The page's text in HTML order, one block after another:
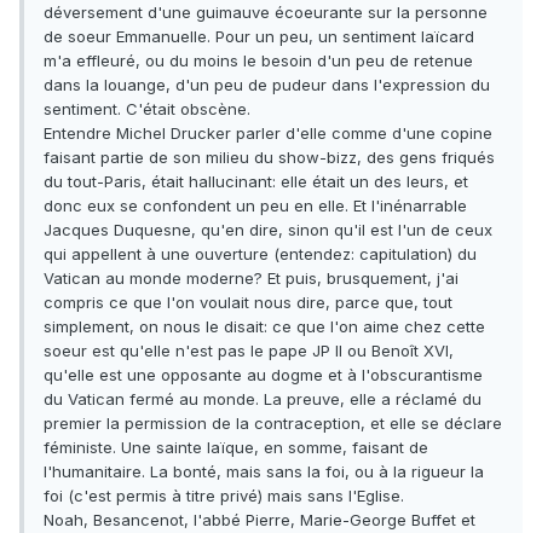
déversement d'une guimauve écoeurante sur la personne
de soeur Emmanuelle. Pour un peu, un sentiment laïcard
m'a effleuré, ou du moins le besoin d'un peu de retenue
dans la louange, d'un peu de pudeur dans l'expression du
sentiment. C'était obscène.
Entendre Michel Drucker parler d'elle comme d'une copine
faisant partie de son milieu du show-bizz, des gens friqués
du tout-Paris, était hallucinant: elle était un des leurs, et
donc eux se confondent un peu en elle. Et l'inénarrable
Jacques Duquesne, qu'en dire, sinon qu'il est l'un de ceux
qui appellent à une ouverture (entendez: capitulation) du
Vatican au monde moderne? Et puis, brusquement, j'ai
compris ce que l'on voulait nous dire, parce que, tout
simplement, on nous le disait: ce que l'on aime chez cette
soeur est qu'elle n'est pas le pape JP II ou Benoît XVI,
qu'elle est une opposante au dogme et à l'obscurantisme
du Vatican fermé au monde. La preuve, elle a réclamé du
premier la permission de la contraception, et elle se déclare
féministe. Une sainte laïque, en somme, faisant de
l'humanitaire. La bonté, mais sans la foi, ou à la rigueur la
foi (c'est permis à titre privé) mais sans l'Eglise.
Noah, Besancenot, l'abbé Pierre, Marie-George Buffet et